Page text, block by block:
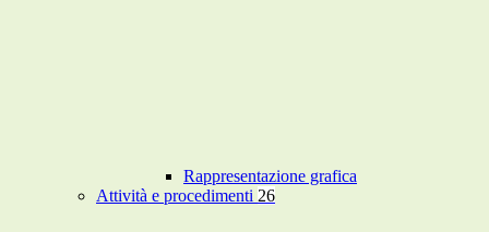
Rappresentazione grafica
Attività e procedimenti 26